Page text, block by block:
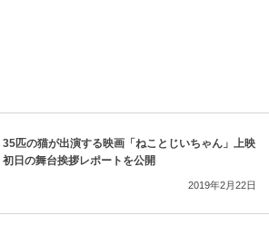
35匹の猫が出演する映画「ねことじいちゃん」上映
初日の舞台挨拶レポートを公開
2019年2月22日